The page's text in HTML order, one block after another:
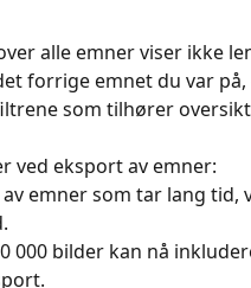
alle emner viser ikke
forrige emnet du var på,
som tilhører
ved eksport av emner:
emner som tar lang tid,
000 bilder kan nå